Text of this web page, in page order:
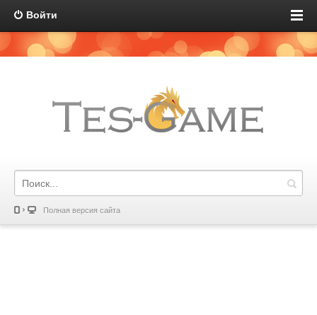
Войти
Полная версия сайта